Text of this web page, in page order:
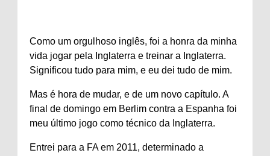
Como um orgulhoso inglês, foi a honra da minha
vida jogar pela Inglaterra e treinar a Inglaterra.
Significou tudo para mim, e eu dei tudo de mim.
Mas é hora de mudar, e de um novo capítulo. A
final de domingo em Berlim contra a Espanha foi
meu último jogo como técnico da Inglaterra.
Entrei para a FA em 2011, determinado a